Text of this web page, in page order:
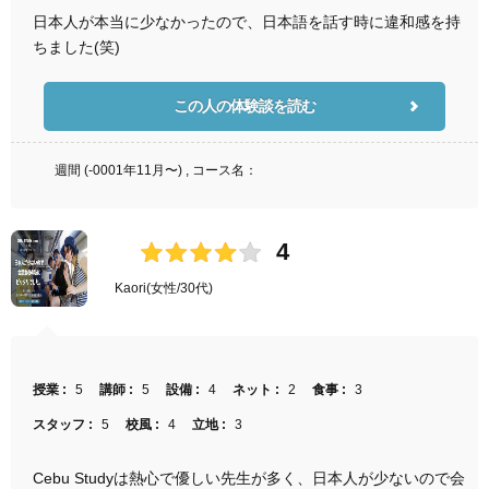
日本人が本当に少なかったので、日本語を話す時に違和感を持
ちました(笑)
この人の体験談を読む
週間 (-0001年11月〜) , コース名：
Kaori(女性/30代)
4
授業 : 5 講師 : 5 設備 : 4 ネット : 2 食事 : 3
スタッフ : 5 校風 : 4 立地 : 3
Cebu Studyは熱心で優しい先生が多く、日本人が少ないので会